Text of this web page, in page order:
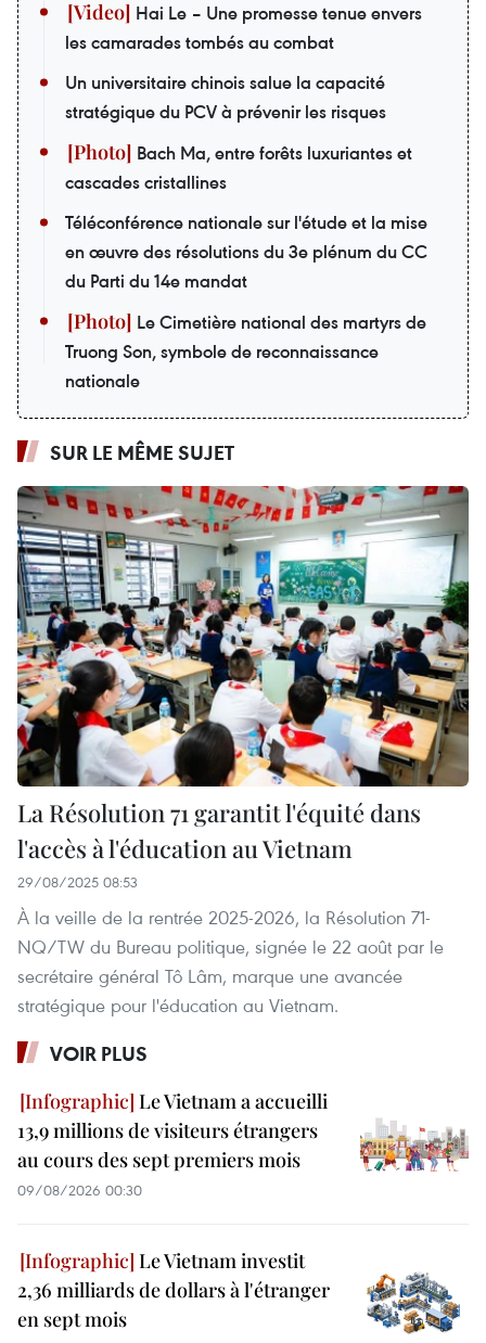
Hai Le – Une promesse tenue envers
les camarades tombés au combat
Un universitaire chinois salue la capacité
stratégique du PCV à prévenir les risques
Bach Ma, entre forêts luxuriantes et
cascades cristallines
Téléconférence nationale sur l'étude et la mise
en œuvre des résolutions du 3e plénum du CC
du Parti du 14e mandat
Le Cimetière national des martyrs de
Truong Son, symbole de reconnaissance
nationale
SUR LE MÊME SUJET
La Résolution 71 garantit l'équité dans
l'accès à l'éducation au Vietnam
29/08/2025 08:53
À la veille de la rentrée 2025-2026, la Résolution 71-
NQ/TW du Bureau politique, signée le 22 août par le
secrétaire général Tô Lâm, marque une avancée
stratégique pour l'éducation au Vietnam.
VOIR PLUS
Le Vietnam a accueilli
13,9 millions de visiteurs étrangers
au cours des sept premiers mois
09/08/2026 00:30
Le Vietnam investit
2,36 milliards de dollars à l'étranger
en sept mois